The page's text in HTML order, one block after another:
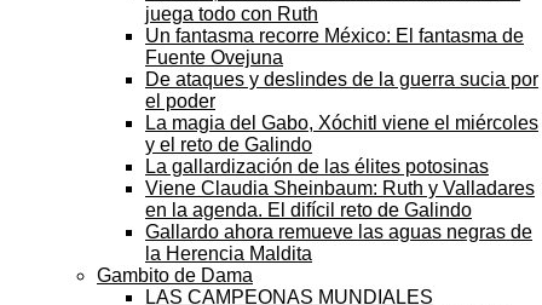
juega todo con Ruth
Un fantasma recorre México: El fantasma de
Fuente Ovejuna
De ataques y deslindes de la guerra sucia por
el poder
La magia del Gabo, Xóchitl viene el miércoles
y el reto de Galindo
La gallardización de las élites potosinas
Viene Claudia Sheinbaum: Ruth y Valladares
en la agenda. El difícil reto de Galindo
Gallardo ahora remueve las aguas negras de
la Herencia Maldita
Gambito de Dama
LAS CAMPEONAS MUNDIALES